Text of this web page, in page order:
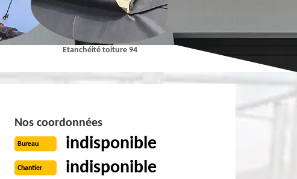
Etanchéité toiture 94 Pose et Nettoyage de gouttières
Nos coordonnées
Bureau indisponible
Chantier indisponible